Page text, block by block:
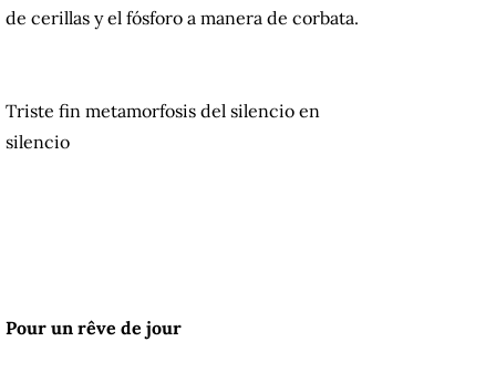
de cerillas y el fósforo a manera de corbata.
Triste fin metamorfosis del silencio en
silencio
Pour un rêve de jour